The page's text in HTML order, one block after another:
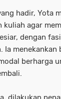
hadir, Yota
agar
dengan
menekankan
berharga